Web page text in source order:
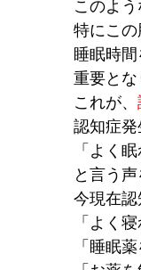
このよう
特にこ
睡眠時
重要とな
これが、
認知症発
「よく
と言う声
今現在認
「よく
「睡眠